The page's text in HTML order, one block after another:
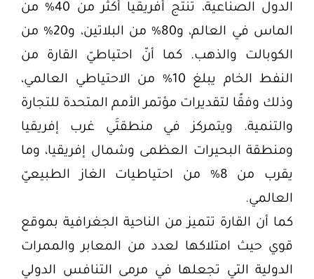
الدول الصناعية، تنتج أفريقيا أكثر من 40% من
الماس في العالم، و80% من البلاتين، و20% من
الكوبالت والذهب. كما أنّ احتياطيّ القارة من
النفط الخام يبلغ 10% من الاحتياطي العالمي،
وذلك وفقًا لتقديرات مؤتمر الأمم المتحدة للتجارة
والتنمية. ويتمركز في منطقتَي غرب إفريقيا
ومنطقة البحيرات العظمى وشمال إفريقيا، وما
يقرب من 8‏% من احتياطيات الغاز الطبيعيّ
العالمي.
كما أن القارة تتميز من الناحية الجغرافية بموقع
قوي حيث امتلاكها لعدد من المعابر والممرات
الدولية التي تجعلها في مرمى التنافس الدولي